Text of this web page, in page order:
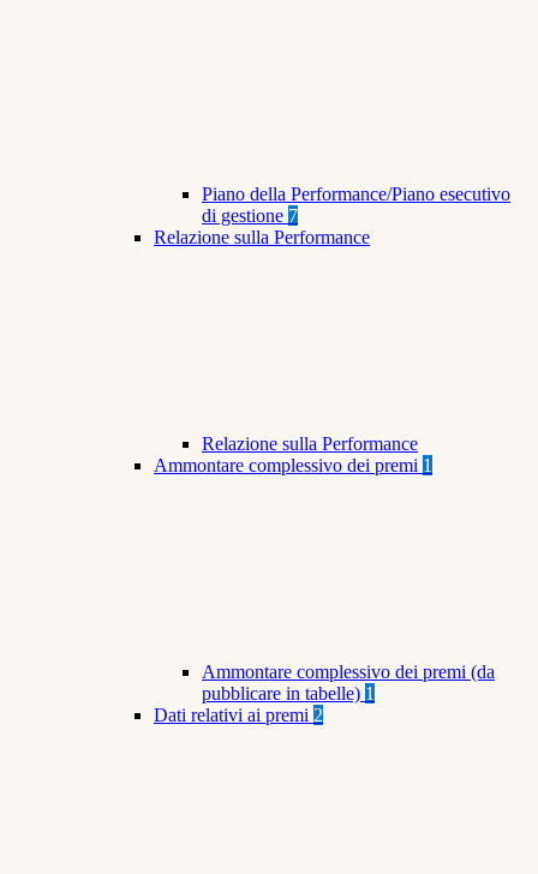
Piano della Performance/Piano esecutivo
di gestione 7
Relazione sulla Performance
Relazione sulla Performance
Ammontare complessivo dei premi 1
Ammontare complessivo dei premi (da
pubblicare in tabelle) 1
Dati relativi ai premi 2